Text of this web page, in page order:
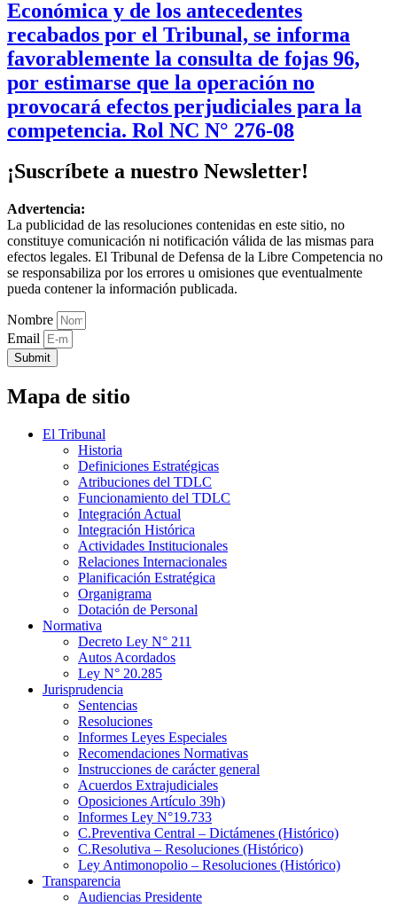
Económica y de los antecedentes
recabados por el Tribunal, se informa
favorablemente la consulta de fojas 96,
por estimarse que la operación no
provocará efectos perjudiciales para la
competencia. Rol NC N° 276-08
¡Suscríbete a nuestro Newsletter!
Advertencia:
La publicidad de las resoluciones contenidas en este sitio, no
constituye comunicación ni notificación válida de las mismas para
efectos legales. El Tribunal de Defensa de la Libre Competencia no
se responsabiliza por los errores u omisiones que eventualmente
pueda contener la información publicada.
Nombre
Email
Submit
Mapa de sitio
El Tribunal
Historia
Definiciones Estratégicas
Atribuciones del TDLC
Funcionamiento del TDLC
Integración Actual
Integración Histórica
Actividades Institucionales
Relaciones Internacionales
Planificación Estratégica
Organigrama
Dotación de Personal
Normativa
Decreto Ley N° 211
Autos Acordados
Ley N° 20.285
Jurisprudencia
Sentencias
Resoluciones
Informes Leyes Especiales
Recomendaciones Normativas
Instrucciones de carácter general
Acuerdos Extrajudiciales
Oposiciones Artículo 39h)
Informes Ley N°19.733
C.Preventiva Central – Dictámenes (Histórico)
C.Resolutiva – Resoluciones (Histórico)
Ley Antimonopolio – Resoluciones (Histórico)
Transparencia
Audiencias Presidente